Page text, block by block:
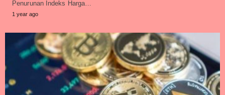
Penurunan Indeks Harga…
1 year ago